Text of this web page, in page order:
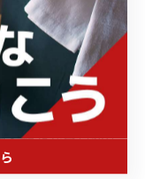
の紹介
て交流を深める取
のが、地元の食
交流会」です。
のレシピや調理
と新たな発見が生